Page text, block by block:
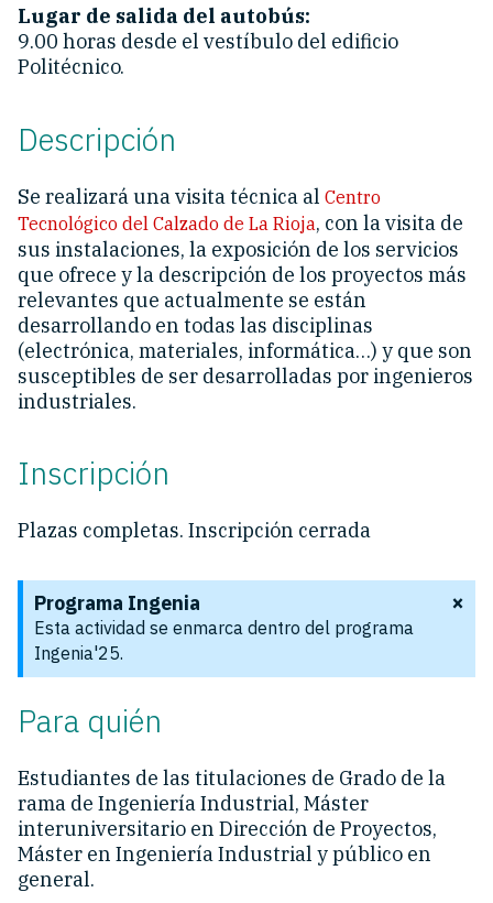
Lugar de salida del autobús:
9.00 horas desde el vestíbulo del edificio
Politécnico.
Descripción
Se realizará una visita técnica al Centro
Tecnológico del Calzado de La Rioja, con la visita de
sus instalaciones, la exposición de los servicios
que ofrece y la descripción de los proyectos más
relevantes que actualmente se están
desarrollando en todas las disciplinas
(electrónica, materiales, informática…) y que son
susceptibles de ser desarrolladas por ingenieros
industriales.
Inscripción
Plazas completas. Inscripción cerrada
Programa Ingenia
Esta actividad se enmarca dentro del programa
Ingenia'25.
×
Para quién
Estudiantes de las titulaciones de Grado de la
rama de Ingeniería Industrial, Máster
interuniversitario en Dirección de Proyectos,
Máster en Ingeniería Industrial y público en
general.